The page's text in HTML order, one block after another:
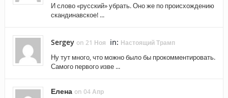
И слово «русский» убрать. Оно же по происхождению
скандинавское! ...
Sergey on 21 Ноя in: Настоящий Трамп
Ну тут много, что можно было бы прокомментировать.
Самого первого изве ...
Елена on 04 Апр